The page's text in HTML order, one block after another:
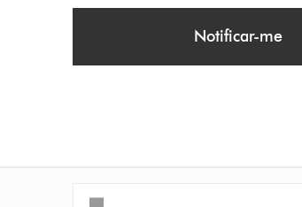
Notificar-me